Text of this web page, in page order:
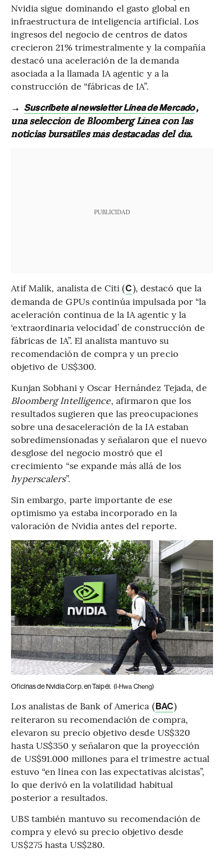
Nvidia sigue dominando el gasto global en
infraestructura de inteligencia artificial. Los
ingresos del negocio de centros de datos
crecieron 21% trimestralmente y la compañía
destacó una aceleración de la demanda
asociada a la llamada IA agentic y a la
construcción de “fábricas de IA”.
→ Suscríbete al newsletter Línea de Mercado,
una selección de Bloomberg Línea con las
noticias bursátiles más destacadas del día.
PUBLICIDAD
Atif Malik, analista de Citi (C), destacó que la
demanda de GPUs continúa impulsada por “la
aceleración continua de la IA agentic y la
‘extraordinaria velocidad’ de construcción de
fábricas de IA”. El analista mantuvo su
recomendación de compra y un precio
objetivo de US$300.
Kunjan Sobhani y Oscar Hernández Tejada, de
Bloomberg Intelligence, afirmaron que los
resultados sugieren que las preocupaciones
sobre una desaceleración de la IA estaban
sobredimensionadas y señalaron que el nuevo
desglose del negocio mostró que el
crecimiento “se expande más allá de los
hyperscalers”.
Sin embargo, parte importante de ese
optimismo ya estaba incorporado en la
valoración de Nvidia antes del reporte.
Oficinas de Nvidia Corp. en Taipéi. (I-Hwa Cheng)
Los analistas de Bank of America (BAC)
reiteraron su recomendación de compra,
elevaron su precio objetivo desde US$320
hasta US$350 y señalaron que la proyección
de US$91.000 millones para el trimestre actual
estuvo “en línea con las expectativas alcistas”,
lo que derivó en la volatilidad habitual
posterior a resultados.
UBS también mantuvo su recomendación de
compra y elevó su precio objetivo desde
US$275 hasta US$280.